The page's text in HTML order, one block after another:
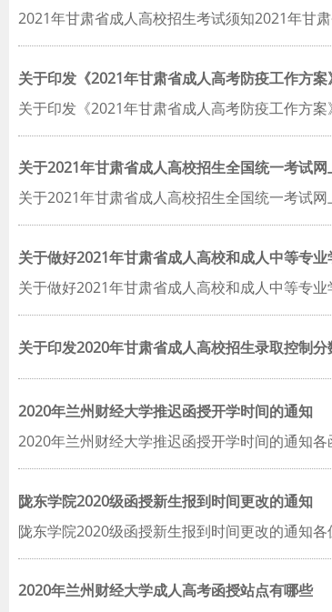
2021年甘肃省成人高校招生考试须知2021年甘
关于印发《2021年甘肃省成人高考防疫工作方案
关于印发《2021年甘肃省成人高考防疫工作方
关于2021年甘肃省成人高校招生全国统一考试
关于2021年甘肃省成人高校招生全国统一考试
关于做好2021年甘肃省成人高校和成人中等专
关于做好2021年甘肃省成人高校和成人中等专
关于印发2020年甘肃省成人高校招生录取控制分
2020年兰州财经大学推迟函授开学时间的通知
2020年兰州财经大学推迟函授开学时间的通知
陇东学院2020级函授新生报到时间更改的通知
陇东学院2020级函授新生报到时间更改的通知
2020年兰州财经大学成人高考函授站点有哪些